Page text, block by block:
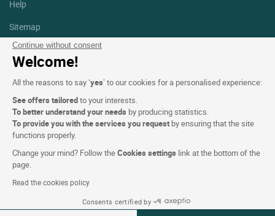
Continue without consent
Welcome!
All the reasons to say ‘yes’ to our cookies for a personalised experience:
See offers tailoredto your interests.
To better understand your needs by producing statistics.
To provide you with the services you request by ensuring that the site
functions properly.
Change your mind? Follow theCookies settings link at the bottom of the
page.
Read the cookies policy
Consents certified by
Help
Sitemap
Foto's
Instagram
Linkedin
Powered bySIWAY